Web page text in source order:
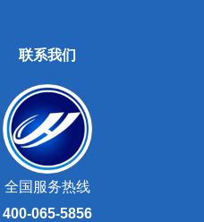
联系我们
全国服务热线
400-065-5856